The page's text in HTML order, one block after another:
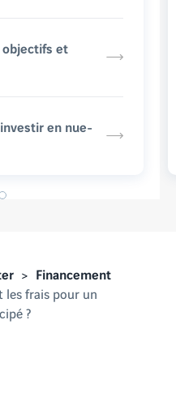
objectifs et
en nue-
Financement
les frais pour un
?